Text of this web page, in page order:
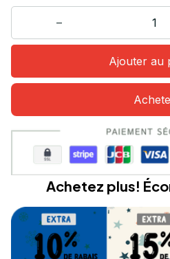
Ajouter au
Achetez plus!